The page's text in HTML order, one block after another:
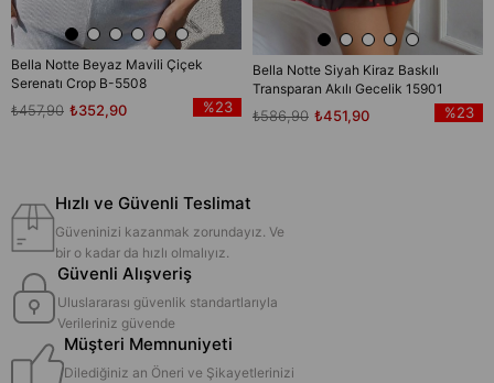
Bella Notte Beyaz Mavili Çiçek
Serenatı Crop B-5508
₺352,90
₺457,90 %23
Bella Notte Siyah Kiraz Baskılı
Transparan Akılı Gecelik 15901
₺451,90
₺586,90 %23
Hızlı ve Güvenli Teslimat
Güveninizi kazanmak zorundayız. Ve
bir o kadar da hızlı olmalıyız.
Güvenli Alışveriş
Uluslararası güvenlik standartlarıyla
Verileriniz güvende
Müşteri Memnuniyeti
Dilediğiniz an Öneri ve Şikayetlerinizi